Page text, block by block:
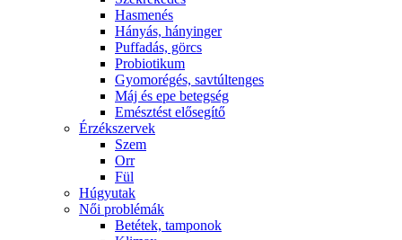
Hasmenés
Hányás, hányinger
Puffadás, görcs
Probiotikum
Gyomorégés, savtúltenges
Máj és epe betegség
Emésztést elősegítő
Érzékszervek
Szem
Orr
Fül
Húgyutak
Női problémák
Betétek, tamponok